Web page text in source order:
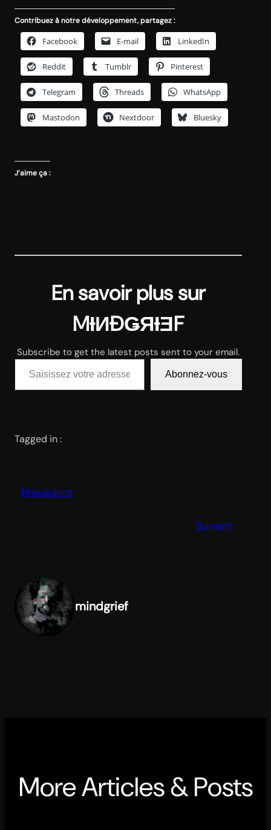
Contribuez à notre développement, partagez :
Facebook E-mail LinkedIn
Reddit Tumblr Pinterest
Telegram Threads WhatsApp
Mastodon Nextdoor Bluesky
J’aime ça :
En savoir plus sur
MƗИĐǤЯƗƎF
Subscribe to get the latest posts sent to your email.
Saisissez votre adresse e-mail…
Abonnez-vous
Tagged in :
Précédent
Suivant
mindgrief
More Articles & Posts